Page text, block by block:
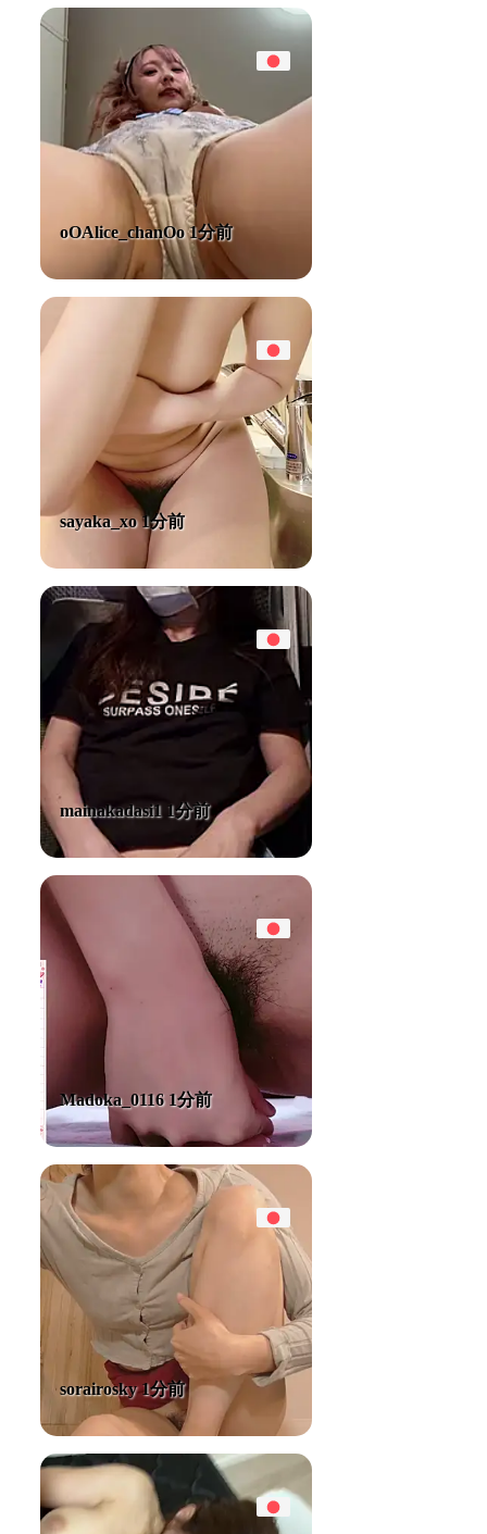
oOAlice_chanOo 1分前
sayaka_xo 1分前
mainakadasi1 1分前
Madoka_0116 1分前
sorairosky 1分前